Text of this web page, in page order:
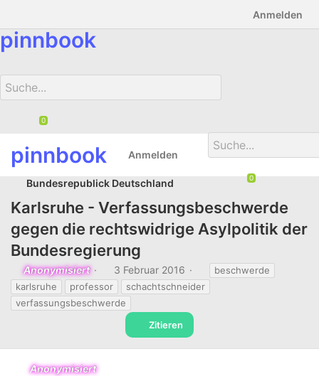
Anmelden
pinnbook
pinnbook Downlods Foren Chat
Anmelden
Bundesrepublick Deutschland
Karlsruhe - Verfassungsbeschwerde
gegen die rechtswidrige Asylpolitik der
Bundesregierung
T
h
e
m
s
Anonymisiert
D
a
t
u
t
3 Februar 2016
o
beschwerde
karlsruhe
professor
schachtschneider
verfassungsbeschwerde
Zitieren
Anonymisiert